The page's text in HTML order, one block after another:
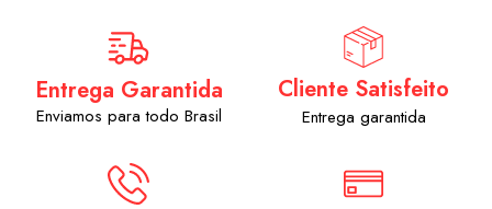
Entrega Garantida
Enviamos para todo Brasil
Cliente Satisfeito
Entrega garantida